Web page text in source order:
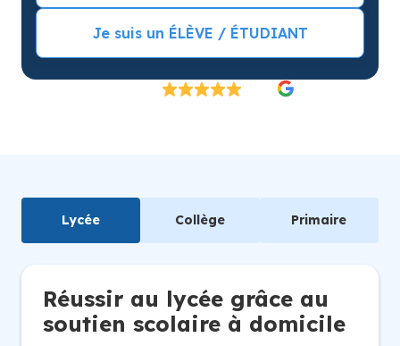
Je suis un ÉLÈVE / ÉTUDIANT
Lycée Collège Primaire
Réussir au lycée grâce au
soutien scolaire à domicile